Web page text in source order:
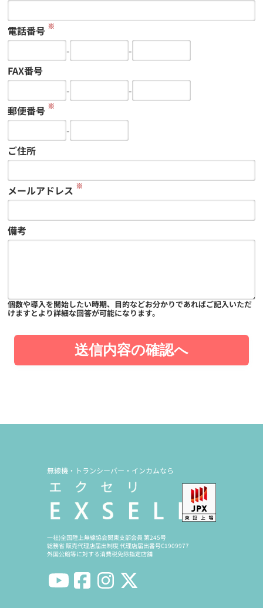
電話番号 ※
-
-
FAX番号
-
-
郵便番号 ※
-
ご住所
メールアドレス ※
備考
個数や導入を開始したい時期、目的などお分かりであればご記入いただ
けますとより詳細な回答が可能になります。
送信内容の確認へ
無線機・トランシーバー・インカムなら
一社)全国陸上無線協会関東支部会員 第245号
総務省 販売代理店届出制度 代理店届出番号C1909977
外国公館等に対する消費税免除指定店舗